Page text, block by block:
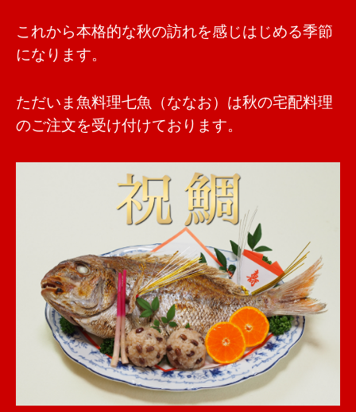
これから本格的な秋の訪れを感じはじめる季節
になります。
ただいま魚料理七魚（ななお）は秋の宅配料理
のご注文を受け付けております。